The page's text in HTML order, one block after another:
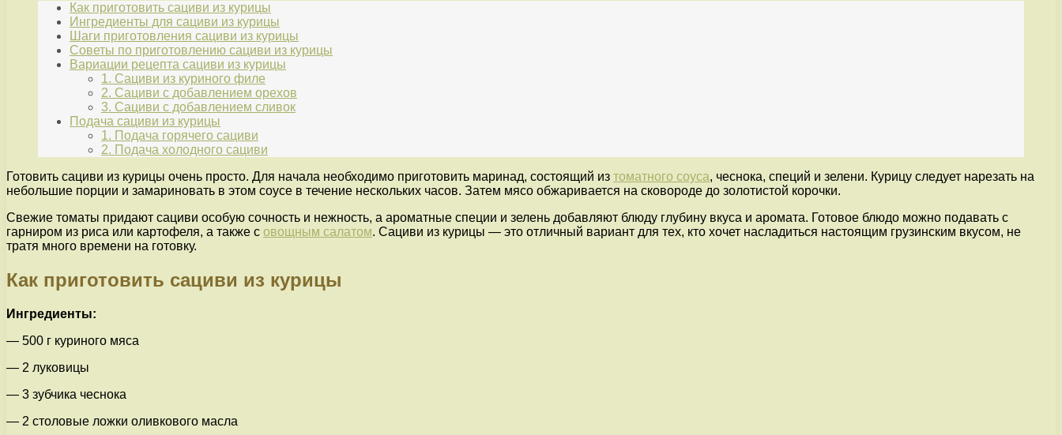
Как приготовить сациви из курицы
Ингредиенты для сациви из курицы
Шаги приготовления сациви из курицы
Советы по приготовлению сациви из курицы
Вариации рецепта сациви из курицы
1. Сациви из куриного филе
2. Сациви с добавлением орехов
3. Сациви с добавлением сливок
Подача сациви из курицы
1. Подача горячего сациви
2. Подача холодного сациви
Готовить сациви из курицы очень просто. Для начала необходимо приготовить маринад, состоящий из томатного соуса, чеснока, специй и зелени. Курицу следует нарезать на
небольшие порции и замариновать в этом соусе в течение нескольких часов. Затем мясо обжаривается на сковороде до золотистой корочки.
Свежие томаты придают сациви особую сочность и нежность, а ароматные специи и зелень добавляют блюду глубину вкуса и аромата. Готовое блюдо можно подавать с
гарниром из риса или картофеля, а также с овощным салатом. Сациви из курицы — это отличный вариант для тех, кто хочет насладиться настоящим грузинским вкусом, не
тратя много времени на готовку.
Как приготовить сациви из курицы
Ингредиенты:
— 500 г куриного мяса
— 2 луковицы
— 3 зубчика чеснока
— 2 столовые ложки оливкового масла